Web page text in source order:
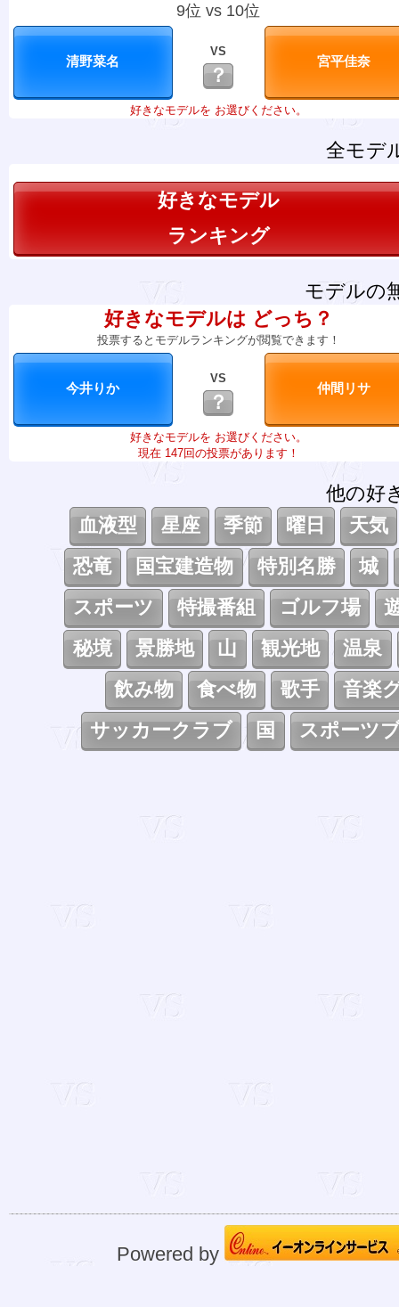
9位 vs 10位
VS
？
好きなモデルを お選びください。
全モデ
好きなモデル
ランキング
モデルの
好きなモデルは どっち？
投票するとモデルランキングが閲覧できます！
VS
？
好きなモデルを お選びください。
現在 147回の投票があります！
他の好
血液型
星座 季節 曜日
天気
恐竜
国宝建造物 特別名勝
城
スポーツ
特撮番組 ゴルフ場
秘境
景勝地 山 観光地
温泉
飲み物
食べ物 歌手
音楽
サッカークラブ
国 スポーツ
Powered by